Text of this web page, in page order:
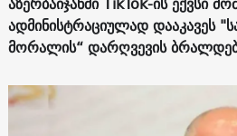
ადმინისტრაციულად დააკავეს
მორალის“ დარღვევის